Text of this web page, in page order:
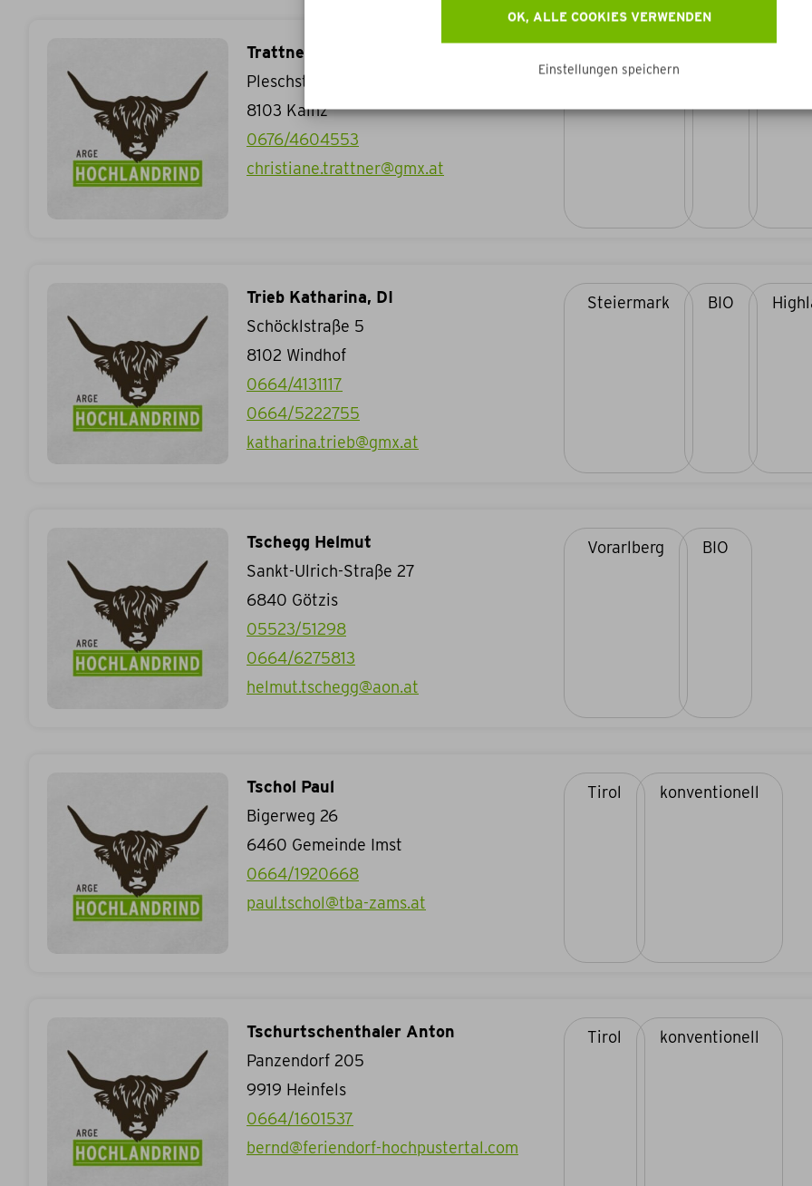
OK, ALLE COOKIES VERWENDEN
Einstellungen speichern
Trattner Christiane
Pleschstraße 22
8103 Kainz
0676/4604553
christiane.trattner@gmx.at
Trieb Katharina, DI
Schöcklstraße 5
8102 Windhof
0664/4131117
0664/5222755
katharina.trieb@gmx.at
Steiermark BIO
Tschegg Helmut
Sankt-Ulrich-Straße 27
6840 Götzis
05523/51298
0664/6275813
helmut.tschegg@aon.at
Vorarlberg BIO
Tschol Paul
Bigerweg 26
6460 Gemeinde Imst
0664/1920668
paul.tschol@tba-zams.at
Tirol konventionell
Tschurtschenthaler Anton
Panzendorf 205
9919 Heinfels
0664/1601537
bernd@feriendorf-hochpustertal.com
Tirol konventionell